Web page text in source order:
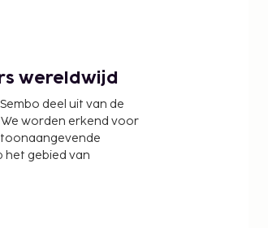
wereldwijd
deel uit van de
worden erkend voor
het gebied van